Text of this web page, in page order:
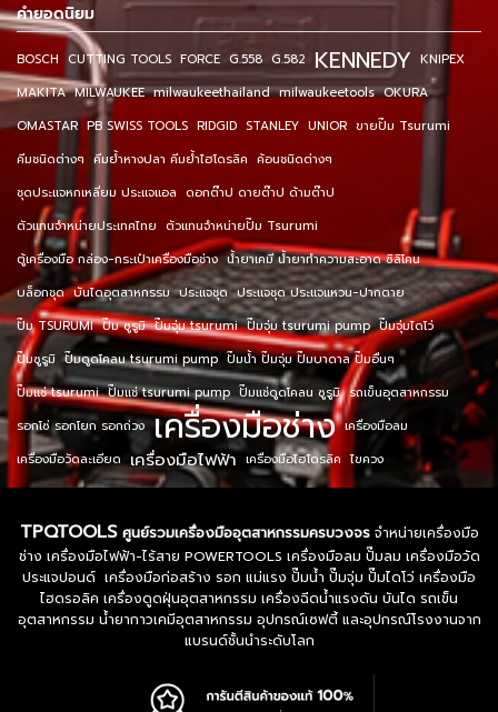
คำยอดนิยม
BOSCH CUTTING TOOLS FORCE G.558 G.582 KENNEDY KNIPEX
MAKITA MILWAUKEE milwaukeethailand milwaukeetools OKURA
OMASTAR PB SWISS TOOLS RIDGID STANLEY UNIOR ขายปั๊ม Tsurumi
คีมชนิดต่างๆ คีมย้ำหางปลา คีมย้ำไฮโดรลิค ค้อนชนิดต่างๆ
ชุดประแจหกเหลี่ยม ประแจแอล ดอกต๊าป ดายต๊าป ด้ามต๊าป
ตัวแทนจำหน่ายประเทศไทย ตัวแทนจำหน่ายปั๊ม Tsurumi
ตู้เครื่องมือ กล่อง-กระเป๋าเครื่องมือช่าง น้ำยาเคมี น้ำยาทำความสะอาด ซิลิโคน
บล็อกชุด บันไดอุตสาหกรรม ประแจชุด ประแจชุด ประแจแหวน-ปากตาย
ปั๊ม TSURUMI ปั๊ม ซูรูมิ ปั๊มจุ่ม tsurumi ปั๊มจุ่ม tsurumi pump ปั๊มจุ่มไดโว่
ปั๊มซูรูมิ ปั๊มดูดโคลน tsurumi pump ปั๊มน้ำ ปั๊มจุ่ม ปั๊มบาดาล ปั๊มอื่นๆ
ปั๊มแช่ tsurumi ปั๊มแช่ tsurumi pump ปั๊มแช่ดูดโคลน ซูรูมิ รถเข็นอุตสาหกรรม
รอกโซ่ รอกโยก รอกถ่วง เครื่องมือช่าง เครื่องมือลม
เครื่องมือวัดละเอียด เครื่องมือไฟฟ้า เครื่องมือไฮโดรลิค ไขควง
TPQTOOLS ศูนย์รวมเครื่องมืออุตสาหกรรมครบวงจรจำหน่ายเครื่องมือ
ช่าง เครื่องมือไฟฟ้า-ไร้สาย POWERTOOLS เครื่องมือลม ปั๊มลม เครื่องมือวัด
ประแจปอนด์ เครื่องมือก่อสร้าง รอก แม่แรง ปั๊มน้ำ ปั๊มจุ่ม ปั๊มไดโว่ เครื่องมือ
ไฮดรอลิค เครื่องดูดฝุ่นอุตสาหกรรม เครื่องฉีดน้ำแรงดัน บันได รถเข็น
อุตสาหกรรม น้ำยากาวเคมีอุตสาหกรรม อุปกรณ์เซฟตี้ และอุปกรณ์โรงงานจาก
แบรนด์ชั้นนำระดับโลก